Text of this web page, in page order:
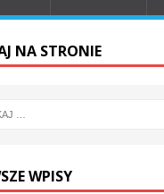
NA STRONIE
WPISY